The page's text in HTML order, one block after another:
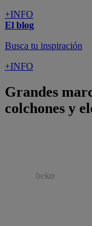
+INFO
El blog
Busca tu inspiración
+INFO
Grandes
colchones y